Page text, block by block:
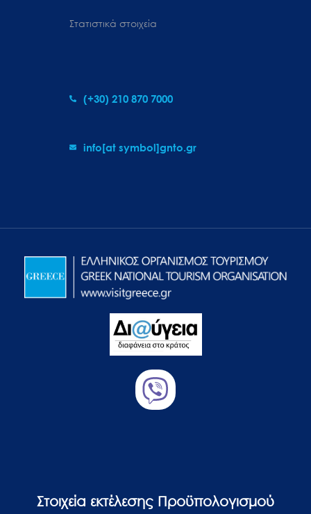
Στατιστικά στοιχεία
(+30) 210 870 7000
info[at symbol]gnto.gr
Στοιχεία εκτέλεσης Προϋπολογισμού